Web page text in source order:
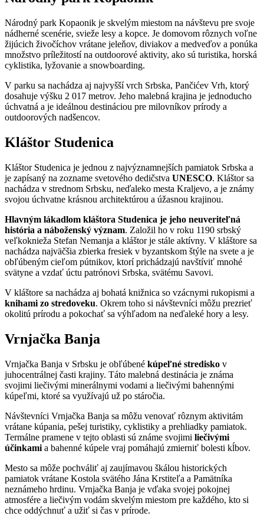
Národný park Kopaonik je skvelým miestom na návštevu pre svoje
nádherné scenérie, svieže lesy a kopce. Je domovom rôznych voľne
žijúcich živočíchov vrátane jeleňov, diviakov a medveďov a ponúka
množstvo príležitostí na outdoorové aktivity, ako sú turistika, horská
cyklistika, lyžovanie a snowboarding.
V parku sa nachádza aj najvyšší vrch Srbska, Pančićev Vrh, ktorý
dosahuje výšku 2 017 metrov. Jeho malebná krajina je jednoducho
úchvatná a je ideálnou destináciou pre milovníkov prírody a
outdoorových nadšencov.
Kláštor Studenica
Kláštor Studenica je jednou z najvýznamnejších pamiatok Srbska a
je zapísaný na zozname svetového dedičstva UNESCO. Kláštor sa
nachádza v strednom Srbsku, neďaleko mesta Kraljevo, a je známy
svojou úchvatne krásnou architektúrou a úžasnou krajinou.
Hlavným lákadlom kláštora Studenica je jeho neuveriteľná
história a náboženský význam. Založil ho v roku 1190 srbský
veľkoknieža Stefan Nemanja a kláštor je stále aktívny. V kláštore sa
nachádza najväčšia zbierka fresiek v byzantskom štýle na svete a je
obľúbeným cieľom pútnikov, ktorí prichádzajú navštíviť mnohé
svätyne a vzdať úctu patrónovi Srbska, svätému Savovi.
V kláštore sa nachádza aj bohatá knižnica so vzácnymi rukopismi a
knihami zo stredoveku. Okrem toho si návštevníci môžu prezrieť
okolitú prírodu a pokochať sa výhľadom na neďaleké hory a lesy.
Vrnjačka Banja
Vrnjačka Banja v Srbsku je obľúbené kúpeľné stredisko v
juhocentrálnej časti krajiny. Táto malebná destinácia je známa
svojimi liečivými minerálnymi vodami a liečivými bahennými
kúpeľmi, ktoré sa využívajú už po stáročia.
Návštevníci Vrnjačka Banja sa môžu venovať rôznym aktivitám
vrátane kúpania, pešej turistiky, cyklistiky a prehliadky pamiatok.
Termálne pramene v tejto oblasti sú známe svojimi liečivými
účinkami a bahenné kúpele vraj pomáhajú zmierniť bolesti kĺbov.
Mesto sa môže pochváliť aj zaujímavou škálou historických
pamiatok vrátane Kostola svätého Jána Krstiteľa a Pamätníka
neznámeho hrdinu. Vrnjačka Banja je vďaka svojej pokojnej
atmosfére a liečivým vodám skvelým miestom pre každého, kto si
chce oddýchnuť a užiť si čas v prírode.